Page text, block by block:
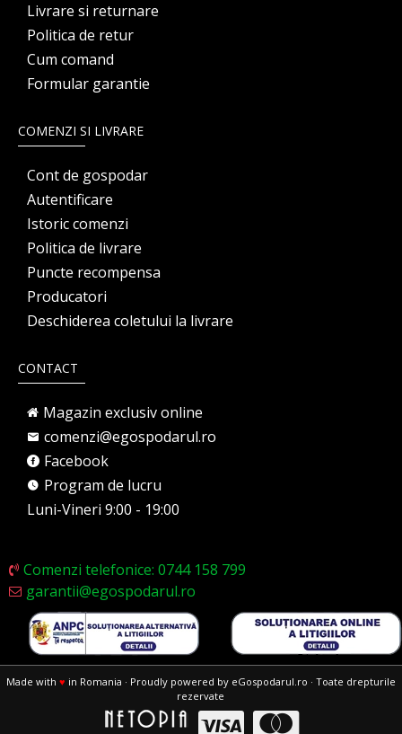
Livrare si returnare
Politica de retur
Cum comand
Formular garantie
COMENZI SI LIVRARE
Cont de gospodar
Autentificare
Istoric comenzi
Politica de livrare
Puncte recompensa
Producatori
Deschiderea coletului la livrare
CONTACT
Magazin exclusiv online
comenzi@egospodarul.ro
Facebook
Program de lucru
Luni-Vineri 9:00 - 19:00
Comenzi telefonice: 0744 158 799
garantii@egospodarul.ro
Made with ♥ in Romania · Proudly powered by eGospodarul.ro · Toate drepturile
rezervate